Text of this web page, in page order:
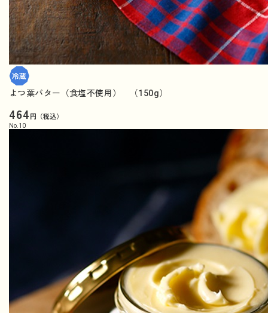
よつ葉バター（食塩不使用） （150g）
464円（税込）
No. 10